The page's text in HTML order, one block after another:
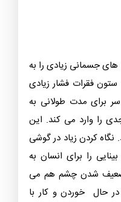
جسمانی زیادی را به
فقرات فشار زیادی
برای مدت طولانی به
را وارد می کند. این
نگاه کردن زیاد در گوشی
را برای انسان به
ضعیف شدن چشم هم می
در حال خوردن و کار با